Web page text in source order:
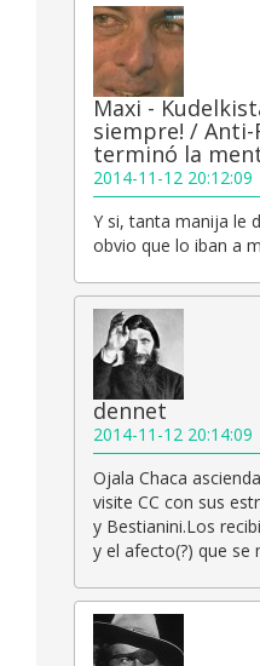
Maxi -
siempre! / Anti-
terminó la
2014-11-12 20:12:09
Y si, tanta manija le
obvio que lo iban a
dennet
2014-11-12 20:14:09
Ojala Chaca
visite CC con sus
y Bestianini.Los
y el afecto(?) que se